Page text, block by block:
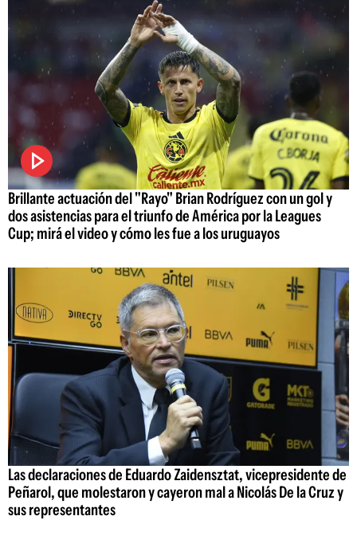
Brillante actuación del "Rayo" Brian Rodríguez con un gol y
dos asistencias para el triunfo de América por la Leagues
Cup; mirá el video y cómo les fue a los uruguayos
Las declaraciones de Eduardo Zaidensztat, vicepresidente de
Peñarol, que molestaron y cayeron mal a Nicolás De la Cruz y
sus representantes